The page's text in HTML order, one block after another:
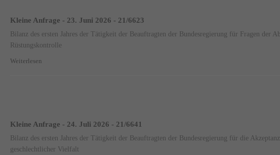
Kleine Anfrage - 23. Juni 2026 - 21/6623
Bilanz des ersten Jahres der Tätigkeit der Beauftragten der Bundesregierung für Fragen der
Rüstungskontrolle
Weiterlesen
Kleine Anfrage - 24. Juli 2026 - 21/6641
Bilanz des ersten Jahres der Tätigkeit der Beauftragten der Bundesregierung für die
geschlechtlicher Vielfalt